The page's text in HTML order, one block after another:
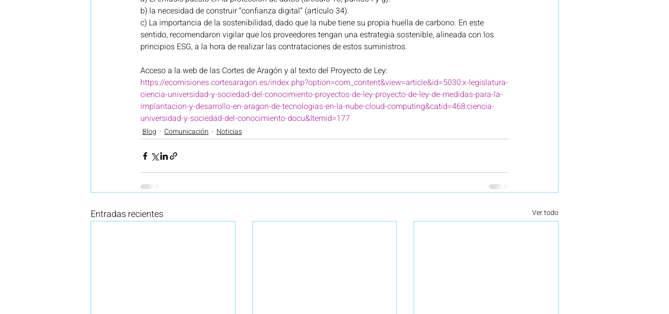
b) la necesidad de construir “confianza digital” (artículo 34).
c) La importancia de la sostenibilidad, dado que la nube tiene su propia huella de carbono. En este
sentido, recomendaron vigilar que los proveedores tengan una estrategia sostenible, alineada con los
principios ESG, a la hora de realizar las contrataciones de estos suministros.
Acceso a la web de las Cortes de Aragón y al texto del Proyecto de Ley:
https://ecomisiones.cortesaragon.es/index.php?option=com_content&view=article&id=5030:x-legislatura-
ciencia-universidad-y-sociedad-del-conocimiento-proyectos-de-ley-proyecto-de-ley-de-medidas-para-la-
implantacion-y-desarrollo-en-aragon-de-tecnologias-en-la-nube-cloud-computing&catid=468:ciencia-
universidad-y-sociedad-del-conocimiento-docu&Itemid=177
Blog Comunicación Noticias
Entradas recientes Ver todo